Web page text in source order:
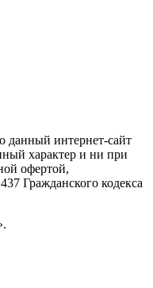
данный интернет-сайт
характер и ни при
офертой,
Гражданского кодекса